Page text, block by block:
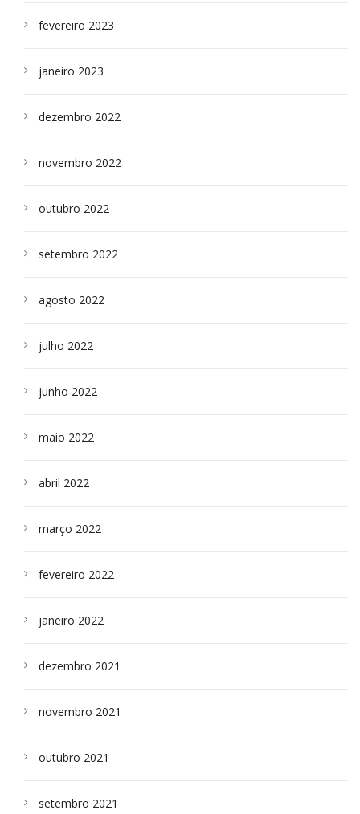
fevereiro 2023
janeiro 2023
dezembro 2022
novembro 2022
outubro 2022
setembro 2022
agosto 2022
julho 2022
junho 2022
maio 2022
abril 2022
março 2022
fevereiro 2022
janeiro 2022
dezembro 2021
novembro 2021
outubro 2021
setembro 2021